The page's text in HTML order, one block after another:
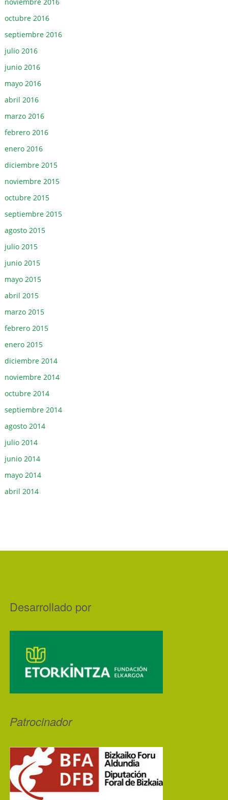
noviembre 2016
octubre 2016
septiembre 2016
julio 2016
junio 2016
mayo 2016
abril 2016
marzo 2016
febrero 2016
enero 2016
diciembre 2015
noviembre 2015
octubre 2015
septiembre 2015
agosto 2015
julio 2015
junio 2015
mayo 2015
abril 2015
marzo 2015
febrero 2015
enero 2015
diciembre 2014
noviembre 2014
octubre 2014
septiembre 2014
agosto 2014
julio 2014
junio 2014
mayo 2014
abril 2014
Desarrollado por
Patrocinador